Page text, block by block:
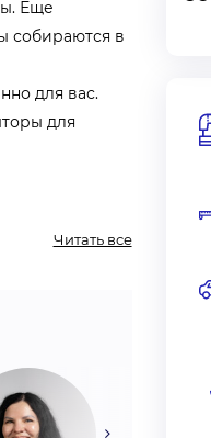
Еще
собираются в
для вас.
для
Читать все